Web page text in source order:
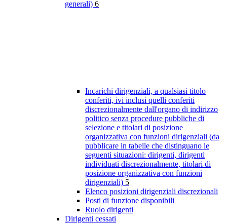
generali) 6
Incarichi dirigenziali, a qualsiasi titolo
conferiti, ivi inclusi quelli conferiti
discrezionalmente dall'organo di indirizzo
politico senza procedure pubbliche di
selezione e titolari di posizione
organizzativa con funzioni dirigenziali (da
pubblicare in tabelle che distinguano le
seguenti situazioni: dirigenti, dirigenti
individuati discrezionalmente, titolari di
posizione organizzativa con funzioni
dirigenziali) 5
Elenco posizioni dirigenziali discrezionali
Posti di funzione disponibili
Ruolo dirigenti
Dirigenti cessati